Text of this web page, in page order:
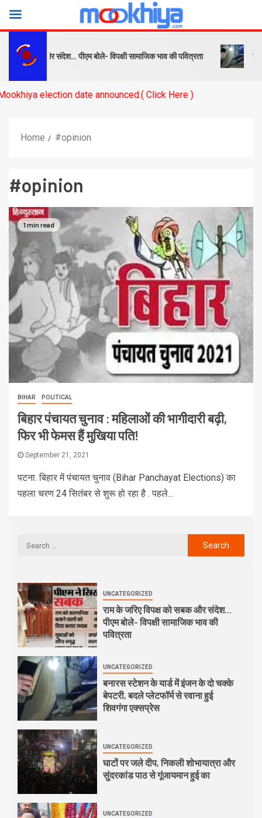
को सबक और संदेश… पीएम बोले- विपक्षी सामाजिक भाव की पवित्रता बनारस
election date announced.( Click Here )
Home #opinion
#opinion
1 min read
BIHAR POLITICAL
बिहार पंचायत चुनाव : महिलाओं की भागीदारी बढ़ी,
फिर भी फेमस हैं मुखिया पति!
September 21, 2021
पटना. बिहार में पंचायत चुनाव (Bihar Panchayat Elections) का
पहला चरण 24 सितंबर से शुरू हो रहा है . पहले...
UNCATEGORIZED
राम के जरिए विपक्ष को सबक और संदेश…
पीएम बोले- विपक्षी सामाजिक भाव की
पवित्रता
UNCATEGORIZED
बनारस स्टेशन के यार्ड में इंजन के दो चक्के
बेपटरी, बदले प्लेटफॉर्म से रवाना हुई
शिवगंगा एक्सप्रेस
UNCATEGORIZED
घाटों पर जले दीप, निकली शोभायात्रा और
सुंदरकांड पाठ से गूंजायमान हुई का
UNCATEGORIZED